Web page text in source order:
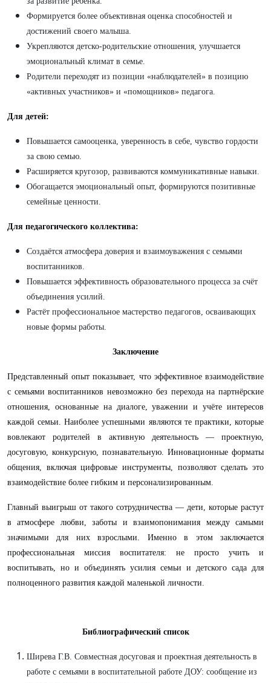
Формируется более объективная оценка способностей и
достижений своего малыша.
Укрепляются детско-родительские отношения, улучшается
эмоциональный климат в семье.
Родители переходят из позиции «наблюдателей» в позицию
«активных участников» и «помощников» педагога.
Для детей:
Повышается самооценка, уверенность в себе, чувство гордости
за свою семью.
Расширяется кругозор, развиваются коммуникативные навыки.
Обогащается эмоциональный опыт, формируются позитивные
семейные ценности.
Для педагогического коллектива:
Создаётся атмосфера доверия и взаимоуважения с семьями
воспитанников.
Повышается эффективность образовательного процесса за счёт
объединения усилий.
Растёт профессиональное мастерство педагогов, осваивающих
новые формы работы.
Заключение
Представленный опыт показывает, что эффективное взаимодействие
с семьями воспитанников невозможно без перехода на партнёрские
отношения, основанные на диалоге, уважении и учёте интересов
каждой семьи. Наиболее успешными являются те практики, которые
вовлекают родителей в активную деятельность — проектную,
досуговую, конкурсную, познавательную. Инновационные форматы
общения, включая цифровые инструменты, позволяют сделать это
взаимодействие более гибким и персонализированным.
Главный выигрыш от такого сотрудничества — дети, которые растут
в атмосфере любви, заботы и взаимопонимания между самыми
значимыми для них взрослыми. Именно в этом заключается
профессиональная миссия воспитателя: не просто учить и
воспитывать, но и объединять усилия семьи и детского сада для
полноценного развития каждой маленькой личности.
Библиографический список
Ширева Г.В. Совместная досуговая и проектная деятельность в
работе с семьями в воспитательной работе ДОУ: сообщение из